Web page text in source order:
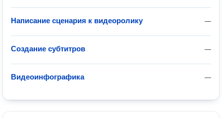
—
Написание сценария к видеоролику
—
Создание субтитров
—
Видеоинфографика